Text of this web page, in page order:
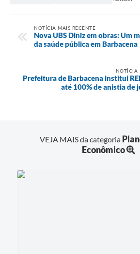
NOTÍCIA MAIS RECENTE
Nova UBS Diniz em obras: Um
da saúde pública em Barbacena
NOTÍCIA
Prefeitura de Barbacena institui
até 100% de anistia de
VEJA MAIS da categoria
Econômico